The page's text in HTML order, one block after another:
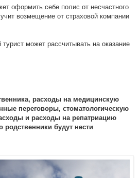
оформить себе полис от несчастного
возмещение от страховой компании
может рассчитывать на оказание
расходы на медицинскую
переговоры, стоматологическую
и расходы на репатриацию
родственники будут нести